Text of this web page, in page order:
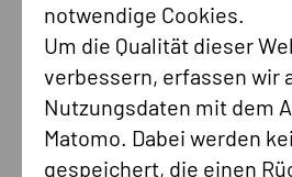
notwendige Cookies.
Um die Qualität dieser
verbessern, erfassen wir
Nutzungsdaten mit dem
Matomo. Dabei werden
gespeichert, die einen